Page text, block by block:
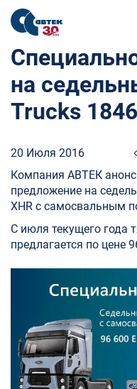
на
Trucks
20 Июля 2016
Компания АВТЕК
предложение на
XHR с самосвальным
С июля текущего года
предлагается по цене